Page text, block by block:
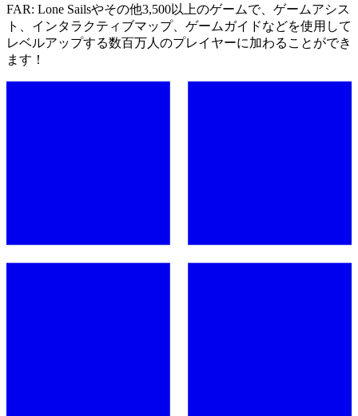
FAR: Lone Sailsやその他3,500以上のゲームで、ゲームアシス
ト、インタラクティブマップ、ゲームガイドなどを使用して
レベルアップする数百万人のプレイヤーに加わることができ
ます！